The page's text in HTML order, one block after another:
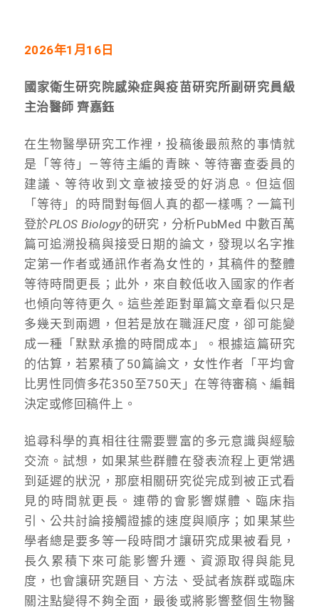
2026年1月16日
國家衛生研究院感染症與疫苗研究所副研究員級
主治醫師 齊嘉鈺
在生物醫學研究工作裡，投稿後最煎熬的事情就
是「等待」—等待主編的青睞、等待審查委員的
建議、等待收到文章被接受的好消息。但這個
「等待」的時間對每個人真的都一樣嗎？一篇刊
登於PLOS Biology的研究，分析PubMed 中數百萬
篇可追溯投稿與接受日期的論文，發現以名字推
定第一作者或通訊作者為女性的，其稿件的整體
等待時間更長；此外，來自較低收入國家的作者
也傾向等待更久。這些差距對單篇文章看似只是
多幾天到兩週，但若是放在職涯尺度，卻可能變
成一種「默默承擔的時間成本」。根據這篇研究
的估算，若累積了50篇論文，女性作者「平均會
比男性同儕多花350至750天」在等待審稿、編輯
決定或修回稿件上。
追尋科學的真相往往需要豐富的多元意識與經驗
交流。試想，如果某些群體在發表流程上更常遇
到延遲的狀況，那麼相關研究從完成到被正式看
見的時間就更長。連帶的會影響媒體、臨床指
引、公共討論接觸證據的速度與順序；如果某些
學者總是要多等一段時間才讓研究成果被看見，
長久累積下來可能影響升遷、資源取得與能見
度，也會讓研究題目、方法、受試者族群或臨床
關注點變得不夠全面，最後或將影響整個生物醫